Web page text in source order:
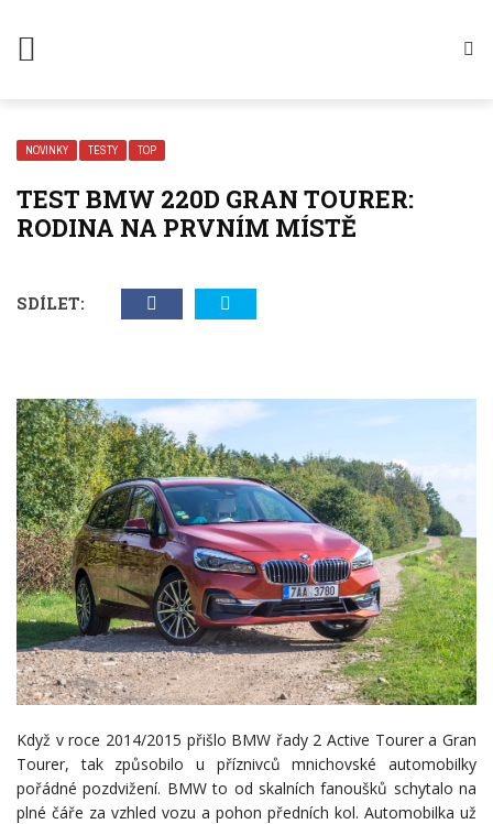
NOVINKY TESTY TOP
TEST BMW 220D GRAN TOURER:
RODINA NA PRVNÍM MÍSTĚ
SDÍLET:
Když v roce 2014/2015 přišlo BMW řady 2 Active Tourer a Gran
Tourer, tak způsobilo u příznivců mnichovské automobilky
pořádné pozdvižení. BMW to od skalních fanoušků schytalo na
plné čáře za vzhled vozu a pohon předních kol. Automobilka už